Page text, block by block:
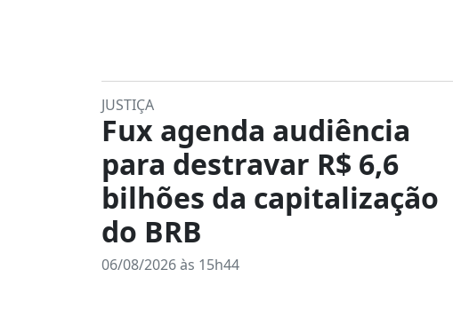
JUSTIÇA
Fux agenda audiência
para destravar R$ 6,6
bilhões da capitalização
do BRB
06/08/2026 às 15h44